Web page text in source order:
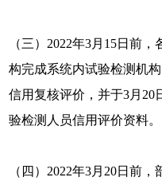
（三）2022年3月15日前
构完成系统内试验检测机
信用复核评价，并于3月20
验检测人员信用评价资料。
（四）2022年3月20日前